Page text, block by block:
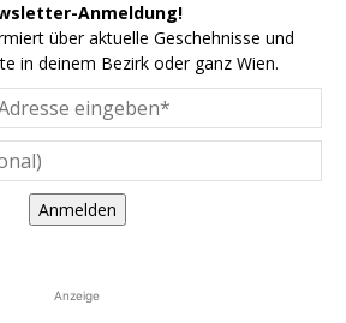
Anmeldung!
über aktuelle Geschehnisse und
in deinem Bezirk oder ganz Wien.
Anmelden
Anzeige